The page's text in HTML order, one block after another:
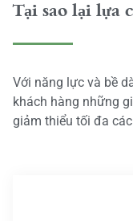
Tại sao lại lựa
Với năng lực và bề
khách hàng những
giảm thiểu tối đa